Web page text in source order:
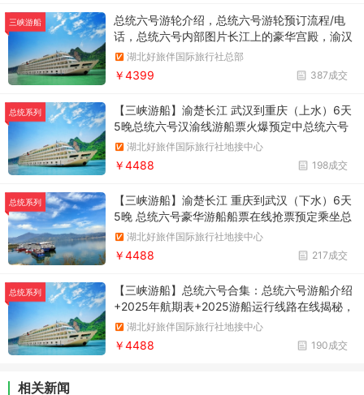
三峡游船
总统六号游轮介绍，总统六号游轮预订流程/电
话，总统六号内部图片长江上的豪华宫殿，渝汉
线——横跨千里的梦幻之旅
湖北好旅伴国际旅行社总部
387成交
￥4399
总统系列
【三峡游船】渝楚长江 武汉到重庆（上水）6天
5晚总统六号汉渝线游船票火爆预定中总统六号
纵贯武汉-重庆独一无二的游览体验，过双闸零
距离接触大国重器，完整穿越长江三峡，沿途精
华景点不留遗憾
湖北好旅伴国际旅行社地接中心
198成交
￥4488
总统系列
【三峡游船】渝楚长江 重庆到武汉（下水）6天
5晚 总统六号豪华游船船票在线抢票预定乘坐总
统六号，穿越长江三峡直达武汉，打卡西陵峡 巫
峡 瞿塘峡，过双闸看大国重器，岳阳楼忆古怀
今，一票在手尽兴嗨玩！
湖北好旅伴国际旅行社地接中心
217成交
￥4488
总统系列
【三峡游船】总统六号合集：总统六号游船介绍
+2025年航期表+2025游船运行线路在线揭秘，
船票预定优先抢位！领略渝楚风情，穿越长江三
峡，过双闸零距离感受大国重器，登临岳阳楼，
俯瞰洞庭湖的烟波浩瀚，尽在长江三峡总统六
湖北好旅伴国际旅行社地接中心
190成交
￥4488
相关新闻